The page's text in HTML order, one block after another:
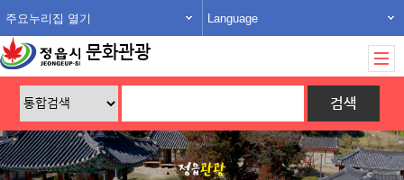
주요누리집 열기 Language
문화관광